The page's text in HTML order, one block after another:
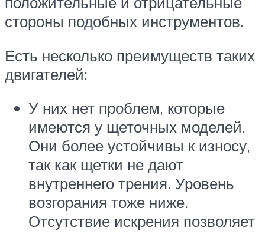
стороны подобных инструментов.
Есть несколько преимуществ таких
двигателей:
У них нет проблем, которые
имеются у щеточных моделей.
Они более устойчивы к износу,
так как щетки не дают
внутреннего трения. Уровень
возгорания тоже ниже.
Отсутствие искрения позволяет